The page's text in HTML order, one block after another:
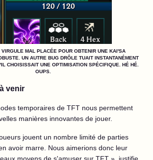
VIRGULE MAL PLACÉE POUR OBTENIR UNE KAI'SA
UN AUTRE BUG DRÔLE TUAIT INSTANTANÉMENT
CHOISISSAIT UNE OPTIMISATION SPÉCIFIQUE. HÉ HÉ.
OUPS.
venir
temporaires de TFT nous permettent
manières innovantes de jouer.
jouent un nombre limité de parties
avoir marre. Nous aimerions donc leur